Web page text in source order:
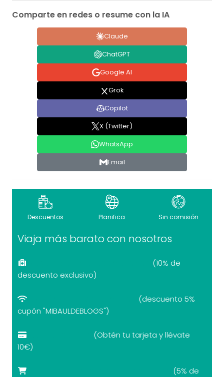
Comparte en redes o resume con la IA
Claude
ChatGPT
Google AI
Grok
Copilot
X (Twitter)
WhatsApp
Email
Descuentos Planifica Sin comisión
Viaja más barato con nosotros
(10% de
descuento exclusivo)
(descuento 5%
cupón "MIBAULDEBLOGS")
(Obtén tu tarjeta y llévate
10€)
(5% de